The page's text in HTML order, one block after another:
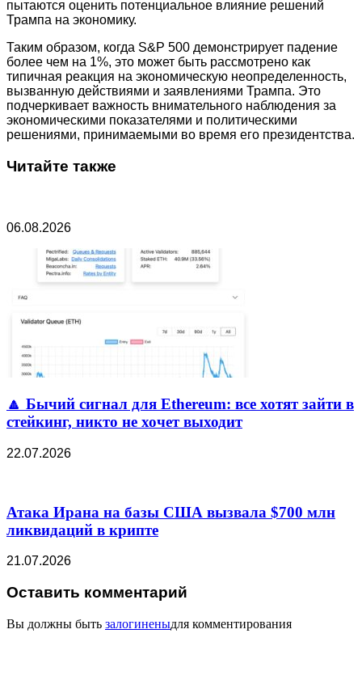
пытаются оценить потенциальное влияние решений
Трампа на экономику.
Таким образом, когда S&P 500 демонстрирует падение
более чем на 1%, это может быть рассмотрено как
типичная реакция на экономическую неопределенность,
вызванную действиями и заявлениями Трампа. Это
подчеркивает важность внимательного наблюдения за
экономическими показателями и политическими
решениями, принимаемыми во время его президентства.
Читайте также
06.08.2026
🔼 Бычий сигнал для Ethereum: все хотят зайти в
стейкинг, никто не хочет выходит
22.07.2026
Атака Ирана на базы США вызвала $700 млн
ликвидаций в крипте
21.07.2026
Оставить комментарий
Вы должны быть залогиненыдля комментирования